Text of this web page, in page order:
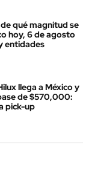
qué magnitud se
hoy, 6 de agosto
entidades
llega a México y
de $570,000:
pick-up